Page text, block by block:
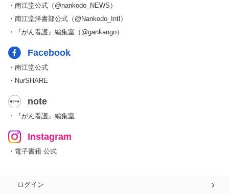
・南江堂公式（@nankodo_NEWS）
・南江堂洋書部公式（@Nankodo_Intl）
・『がん看護』編集室（@gankango）
Facebook
・南江堂公式
・NurSHARE
note
・『がん看護』編集室
Instagram
・電子書籍 公式
ログイン